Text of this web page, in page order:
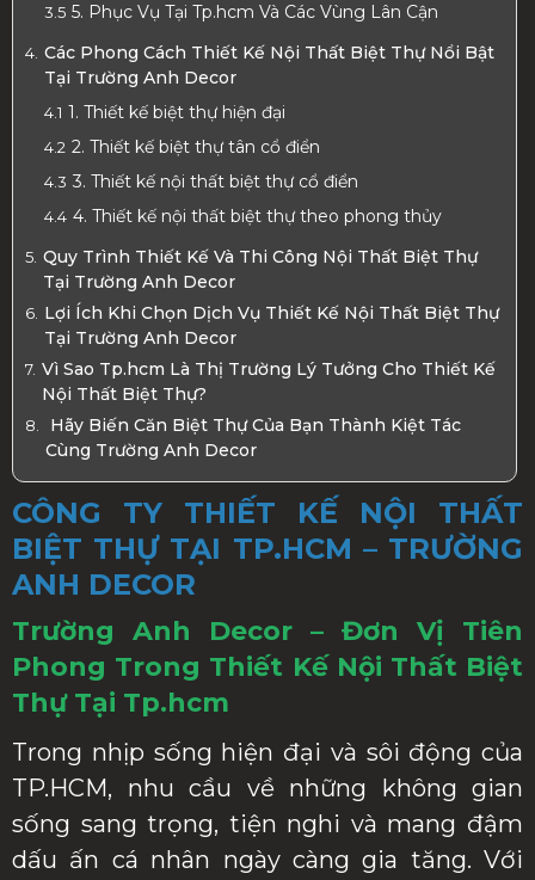
5. Phục Vụ Tại Tp.hcm Và Các Vùng Lân Cận
Các Phong Cách Thiết Kế Nội Thất Biệt Thự Nổi Bật
Tại Trường Anh Decor
1. Thiết kế biệt thự hiện đại
2. Thiết kế biệt thự tân cổ điển
3. Thiết kế nội thất biệt thự cổ điển
4. Thiết kế nội thất biệt thự theo phong thủy
Quy Trình Thiết Kế Và Thi Công Nội Thất Biệt Thự
Tại Trường Anh Decor
Lợi Ích Khi Chọn Dịch Vụ Thiết Kế Nội Thất Biệt Thự
Tại Trường Anh Decor
Vì Sao Tp.hcm Là Thị Trường Lý Tưởng Cho Thiết Kế
Nội Thất Biệt Thự?
Hãy Biến Căn Biệt Thự Của Bạn Thành Kiệt Tác
Cùng Trường Anh Decor
CÔNG TY THIẾT KẾ NỘI THẤT
BIỆT THỰ TẠI TP.HCM – TRƯỜNG
ANH DECOR
Trường Anh Decor – Đơn Vị Tiên
Phong Trong Thiết Kế Nội Thất Biệt
Thự Tại Tp.hcm
Trong nhịp sống hiện đại và sôi động của
TP.HCM, nhu cầu về những không gian
sống sang trọng, tiện nghi và mang đậm
dấu ấn cá nhân ngày càng gia tăng. Với